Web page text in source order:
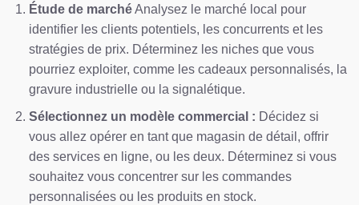
Étude de marchéAnalysez le marché local pour
identifier les clients potentiels, les concurrents et les
stratégies de prix. Déterminez les niches que vous
pourriez exploiter, comme les cadeaux personnalisés, la
gravure industrielle ou la signalétique.
Sélectionnez un modèle commercial : Décidez si
vous allez opérer en tant que magasin de détail, offrir
des services en ligne, ou les deux. Déterminez si vous
souhaitez vous concentrer sur les commandes
personnalisées ou les produits en stock.